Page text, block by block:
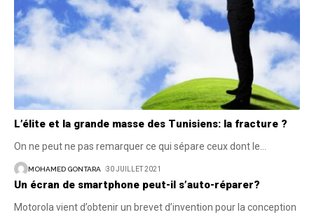
L’élite et la grande masse des Tunisiens: la fracture ?
On ne peut ne pas remarquer ce qui sépare ceux dont le…
MOHAMED GONTARA 30 JUILLET 2021
Un écran de smartphone peut-il s’auto-réparer?
Motorola vient d’obtenir un brevet d’invention pour la conception